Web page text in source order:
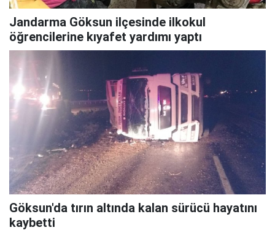
Jandarma Göksun ilçesinde ilkokul
öğrencilerine kıyafet yardımı yaptı
Göksun'da tırın altında kalan sürücü hayatını
kaybetti